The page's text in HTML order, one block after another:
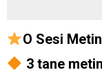
O Sesi
3 tane